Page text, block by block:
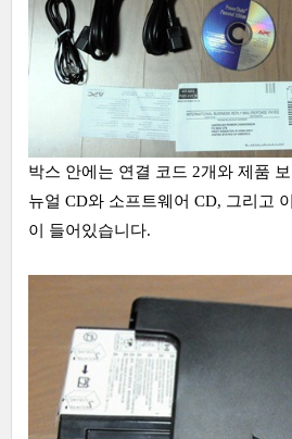
박스 안에는 연결 코드 2개와 제품
뉴얼 CD와 소프트웨어 CD, 그리고
이 들어있습니다.